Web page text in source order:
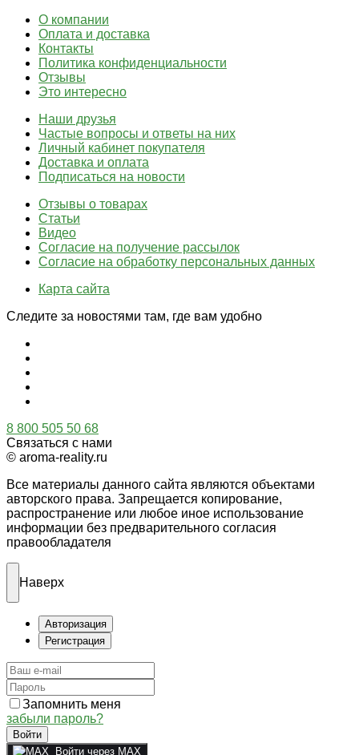
О компании
Оплата и доставка
Контакты
Политика конфиденциальности
Отзывы
Это интересно
Наши друзья
Частые вопросы и ответы на них
Личный кабинет покупателя
Доставка и оплата
Подписаться на новости
Отзывы о товарах
Статьи
Видео
Согласие на получение рассылок
Согласие на обработку персональных данных
Карта сайта
Следите за новостями там, где вам удобно
8 800 505 50 68
Связаться с нами
© aroma-reality.ru
Все материалы данного сайта являются объектами
авторского права. Запрещается копирование,
распространение или любое иное использование
информации без предварительного согласия
правообладателя
Наверх
Авторизация
Регистрация
Запомнить меня
забыли пароль?
Войти
Войти через MAX